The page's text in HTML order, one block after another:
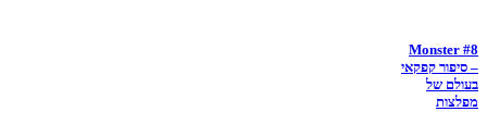
Monster #8
– סיפור קפקאי
בעולם של
מפלצות